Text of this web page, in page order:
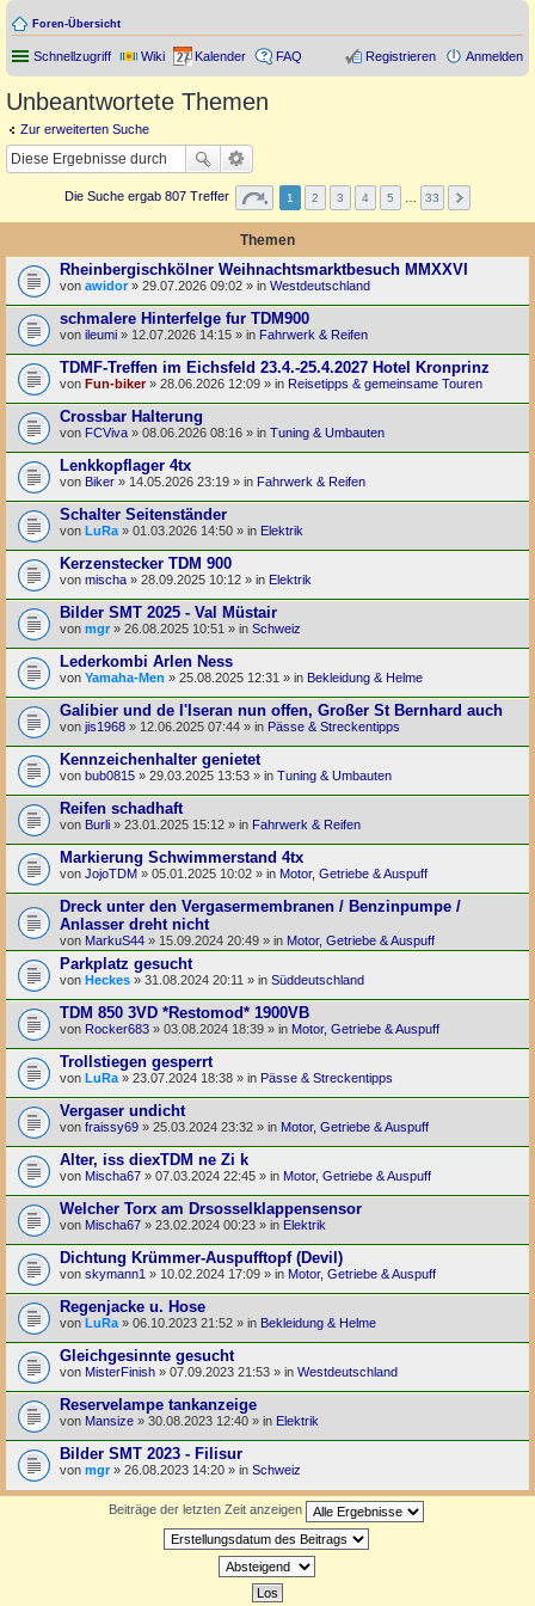
Foren-Übersicht
Schnellzugriff Wiki Kalender FAQ Anmelden
Registrieren
Unbeantwortete Themen
Zur erweiterten Suche
Die Suche ergab 807 Treffer 1 2 3 4 5 33
Themen
Rheinbergischkölner Weihnachtsmarktbesuch MMXXVI
von awidor» 29.07.2026 09:02 » in Westdeutschland
schmalere Hinterfelge fur TDM900
von ileumi » 12.07.2026 14:15 » in Fahrwerk & Reifen
TDMF-Treffen im Eichsfeld 23.4.-25.4.2027 Hotel Kronprinz
von Fun-biker» 28.06.2026 12:09 » in Reisetipps & gemeinsame Touren
Crossbar Halterung
von FCViva » 08.06.2026 08:16 » in Tuning & Umbauten
Lenkkopflager 4tx
von Biker » 14.05.2026 23:19 » in Fahrwerk & Reifen
Schalter Seitenständer
von LuRa » 01.03.2026 14:50 » in Elektrik
Kerzenstecker TDM 900
von mischa » 28.09.2025 10:12 » in Elektrik
Bilder SMT 2025 - Val Müstair
von mgr » 26.08.2025 10:51 » in Schweiz
Lederkombi Arlen Ness
von Yamaha-Men » 25.08.2025 12:31 » in Bekleidung & Helme
Galibier und de l'Iseran nun offen, Großer St Bernhard auch
von jis1968 » 12.06.2025 07:44 » in Pässe & Streckentipps
Kennzeichenhalter genietet
von bub0815 » 29.03.2025 13:53 » in Tuning & Umbauten
Reifen schadhaft
von Burli » 23.01.2025 15:12 » in Fahrwerk & Reifen
Markierung Schwimmerstand 4tx
von JojoTDM » 05.01.2025 10:02 » in Motor, Getriebe & Auspuff
Dreck unter den Vergasermembranen / Benzinpumpe /
Anlasser dreht nicht
von MarkuS44 » 15.09.2024 20:49 » in Motor, Getriebe & Auspuff
Parkplatz gesucht
von Heckes » 31.08.2024 20:11 » in Süddeutschland
TDM 850 3VD *Restomod* 1900VB
von Rocker683 » 03.08.2024 18:39 » in Motor, Getriebe & Auspuff
Trollstiegen gesperrt
von LuRa » 23.07.2024 18:38 » in Pässe & Streckentipps
Vergaser undicht
von fraissy69 » 25.03.2024 23:32 » in Motor, Getriebe & Auspuff
Alter, iss diexTDM ne Zi k
von Mischa67 » 07.03.2024 22:45 » in Motor, Getriebe & Auspuff
Welcher Torx am Drsosselklappensensor
von Mischa67 » 23.02.2024 00:23 » in Elektrik
Dichtung Krümmer-Auspufftopf (Devil)
von skymann1 » 10.02.2024 17:09 » in Motor, Getriebe & Auspuff
Regenjacke u. Hose
von LuRa » 06.10.2023 21:52 » in Bekleidung & Helme
Gleichgesinnte gesucht
von MisterFinish » 07.09.2023 21:53 » in Westdeutschland
Reservelampe tankanzeige
von Mansize » 30.08.2023 12:40 » in Elektrik
Bilder SMT 2023 - Filisur
von mgr» 26.08.2023 14:20 » in Schweiz
Beiträge der letzten Zeit anzeigen